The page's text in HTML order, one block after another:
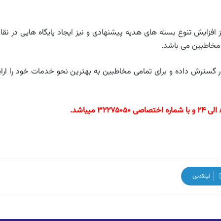
تنوع بسته های هدیه پیشنهادی و نیز ایجاد پایگاه هایی در
مخاطبین می باشد.
داده و برای تمامی مخاطبین به بهترین نحو خدمات خود را
لینکدین